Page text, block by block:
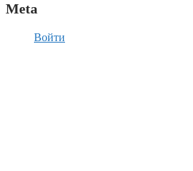
Meta
Войти